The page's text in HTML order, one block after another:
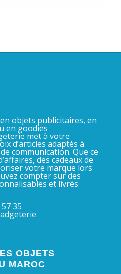
objets publicitaires, en
en goodies
met à votre
d’articles adaptés à
communication. Que ce
des cadeaux de
votre marque lors
compter sur des
et livrés
35
OBJETS
MAROC